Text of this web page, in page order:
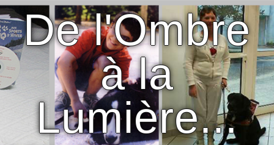
De l'Ombre
à la
Lumière...